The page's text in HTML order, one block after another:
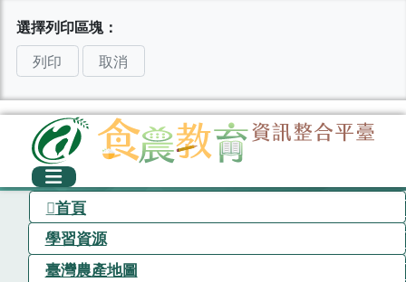
選擇列印區塊：
列印
取消
首頁
學習資源
臺灣農產地圖